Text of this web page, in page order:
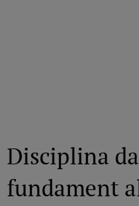
Disciplina
fundament